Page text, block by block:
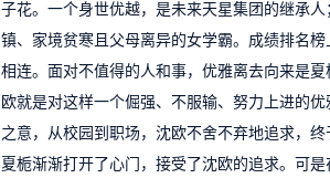
子花。一个身世优越，是未来天星集团的继承
镇、家境贫寒且父母离异的女学霸。成绩排名
相连。面对不值得的人和事，优雅离去向来是
欧就是对这样一个倔强、不服输、努力上进的
之意，从校园到职场，沈欧不舍不弃地追求，
夏栀渐渐打开了心门，接受了沈欧的追求。可